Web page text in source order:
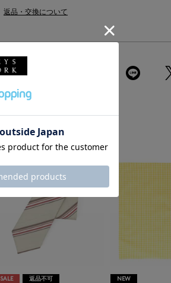
返品・交換について
SALE 返品不可 NEW